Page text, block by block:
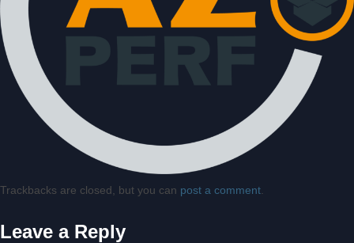
Trackbacks are closed, but you can post a comment
Leave a Reply